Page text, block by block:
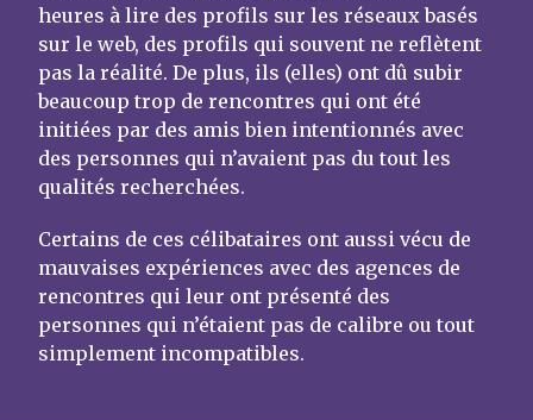
heures à lire des profils sur les réseaux basés
sur le web, des profils qui souvent ne reflètent
pas la réalité. De plus, ils (elles) ont dû subir
beaucoup trop de rencontres qui ont été
initiées par des amis bien intentionnés avec
des personnes qui n’avaient pas du tout les
qualités recherchées.
Certains de ces célibataires ont aussi vécu de
mauvaises expériences avec des agences de
rencontres qui leur ont présenté des
personnes qui n’étaient pas de calibre ou tout
simplement incompatibles.